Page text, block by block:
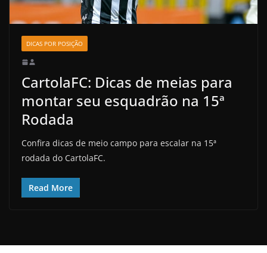
DICAS POR POSIÇÃO
CartolaFC: Dicas de meias para
montar seu esquadrão na 15ª
Rodada
Confira dicas de meio campo para escalar na 15ª
rodada do CartolaFC.
Read More